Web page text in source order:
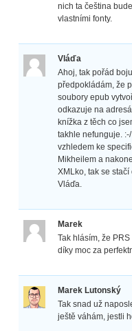
nich ta čeština
vlastními fonty.
Vláďa
Ahoj, tak pořád
předpokládám, že
soubory epub
odkazuje na
knížka z těch co
takhle nefunguje.
vzhledem ke
Mikheilem a
XMLko, tak se stačí
Vláďa.
Marek
Tak hlásím, že
díky moc za
Marek Lutonský
Tak snad už
ještě váhám, jestli